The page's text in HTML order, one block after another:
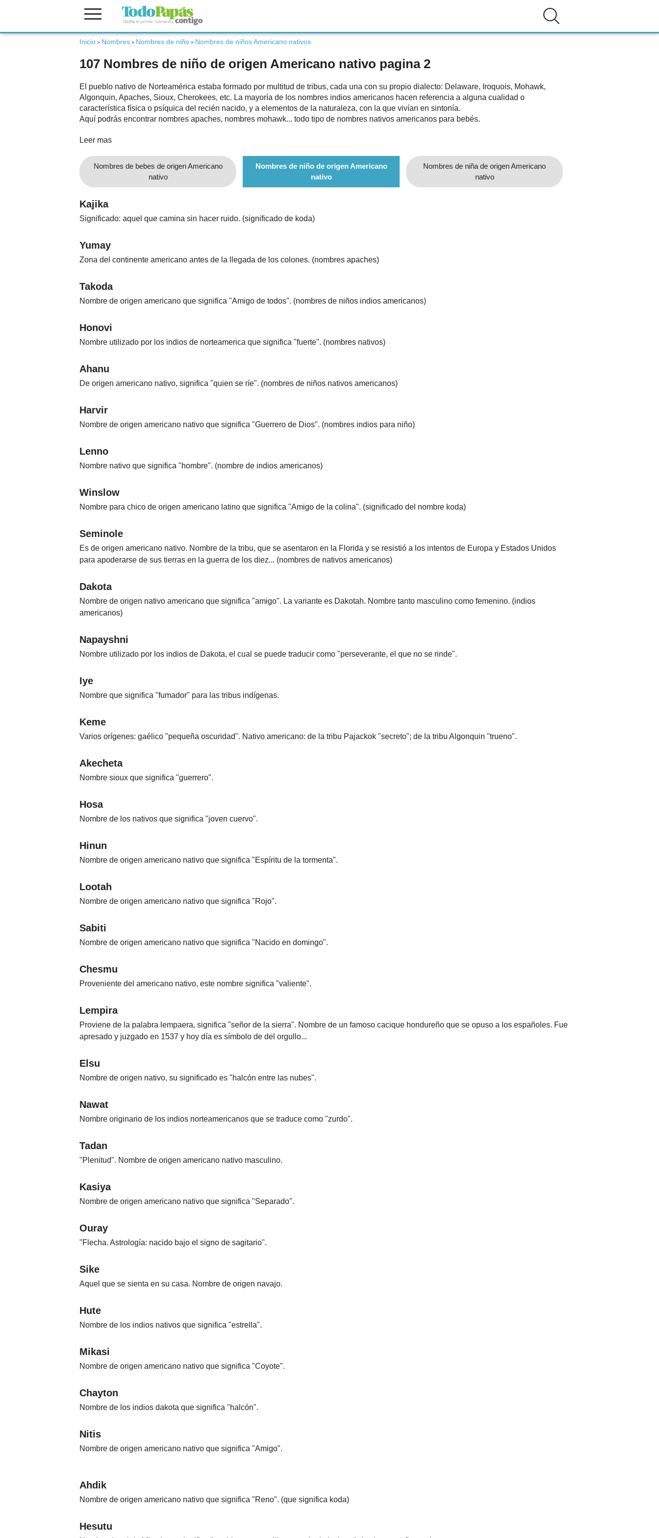
Inicio > Nombres > Nombres de niño > Nombres de niños Americano nativos
107 Nombres de niño de origen Americano nativo pagina 2
El pueblo nativo de Norteamérica estaba formado por multitud de tribus, cada una con su propio dialecto: Delaware, Iroquois, Mohawk,
Algonquin, Apaches, Sioux, Cherokees, etc. La mayoría de los nombres indios americanos hacen referencia a alguna cualidad o
característica física o psíquica del recién nacido, y a elementos de la naturaleza, con la que vivían en sintonía.
Aquí podrás encontrar nombres apaches, nombres mohawk... todo tipo de nombres nativos americanos para bebés.
Leer mas
Nombres de bebes de origen Americano
nativo
Nombres de niño de origen Americano
nativo
Nombres de niña de origen Americano
nativo
Kajika
Significado: aquel que camina sin hacer ruido. (significado de koda)
Yumay
Zona del continente americano antes de la llegada de los colones. (nombres apaches)
Takoda
Nombre de origen americano que significa "Amigo de todos". (nombres de niños indios americanos)
Honovi
Nombre utilizado por los indios de norteamerica que significa "fuerte". (nombres nativos)
Ahanu
De origen americano nativo, significa "quien se ríe". (nombres de niños nativos americanos)
Harvir
Nombre de origen americano nativo que significa "Guerrero de Dios". (nombres indios para niño)
Lenno
Nombre nativo que significa "hombre". (nombre de indios americanos)
Winslow
Nombre para chico de origen americano latino que significa "Amigo de la colina". (significado del nombre koda)
Seminole
Es de origen americano nativo. Nombre de la tribu, que se asentaron en la Florida y se resistió a los intentos de Europa y Estados Unidos
para apoderarse de sus tierras en la guerra de los diez... (nombres de nativos americanos)
Dakota
Nombre de origen nativo americano que significa "amigo". La variante es Dakotah. Nombre tanto masculino como femenino. (indios
americanos)
Napayshni
Nombre utilizado por los indios de Dakota, el cual se puede traducir como "perseverante, el que no se rinde".
Iye
Nombre que significa "fumador" para las tribus indígenas.
Keme
Varios orígenes: gaélico "pequeña oscuridad". Nativo americano: de la tribu Pajackok "secreto"; de la tribu Algonquin "trueno".
Akecheta
Nombre sioux que significa "guerrero".
Hosa
Nombre de los nativos que significa "joven cuervo".
Hinun
Nombre de origen americano nativo que significa "Espíritu de la tormenta".
Lootah
Nombre de origen americano nativo que significa "Rojo".
Sabiti
Nombre de origen americano nativo que significa "Nacido en domingo".
Chesmu
Proveniente del americano nativo, este nombre significa "valiente".
Lempira
Proviene de la palabra lempaera, significa "señor de la sierra". Nombre de un famoso cacique hondureño que se opuso a los españoles. Fue
apresado y juzgado en 1537 y hoy día es símbolo de del orgullo...
Elsu
Nombre de origen nativo, su significado es "halcón entre las nubes".
Nawat
Nombre originario de los indios norteamericanos que se traduce como "zurdo".
Tadan
"Plenitud". Nombre de origen americano nativo masculino.
Kasiya
Nombre de origen americano nativo que significa "Separado".
Ouray
"Flecha. Astrología: nacido bajo el signo de sagitario".
Sike
Aquel que se sienta en su casa. Nombre de origen navajo.
Hute
Nombre de los indios nativos que significa "estrella".
Mikasi
Nombre de origen americano nativo que significa "Coyote".
Chayton
Nombre de los indios dakota que significa "halcón".
Nitis
Nombre de origen americano nativo que significa "Amigo".
Ahdik
Nombre de origen americano nativo que significa "Reno". (que significa koda)
Hesutu